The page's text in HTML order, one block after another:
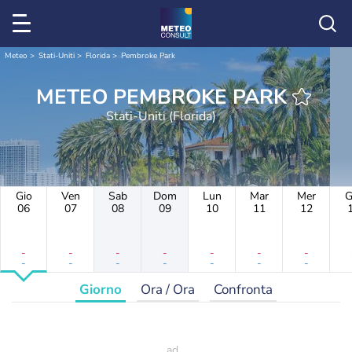
Meteo Stati-Uniti Florida Pembroke Park
METEO PEMBROKE PARK
Stati-Uniti (Florida)
Gio
06
-
-
Ven
07
-
-
Sab
08
-
-
Dom
09
-
-
Lun
10
-
-
Mar
11
-
-
Mer
12
-
-
Giorno Ora / Ora Confronta